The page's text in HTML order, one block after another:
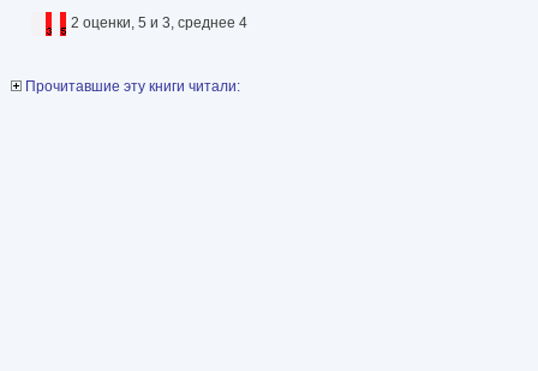
2 оценки, 5 и 3, среднее 4
Прочитавшие эту книги читали: